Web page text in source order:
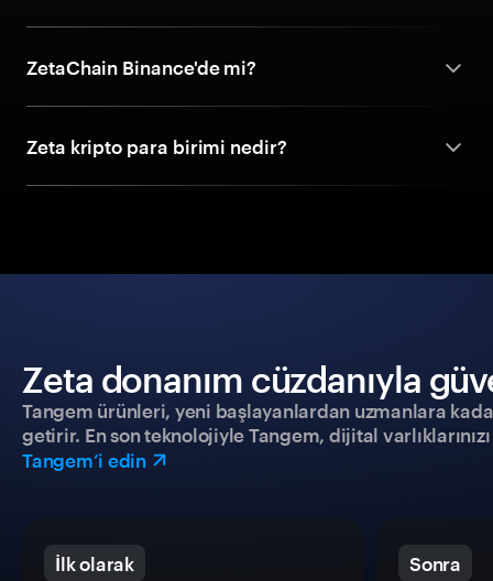
ZetaChain Binance'de mi?
Zeta kripto para birimi nedir?
Zeta donanım cüzdanıyla
Tangem ürünleri, yeni başlayanlardan uzmanlara
getirir. En son teknolojiyle Tangem, dijital
Tangem’i edin
İlk olarak Sonra